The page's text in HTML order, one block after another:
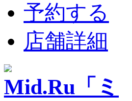
予約する
店舗詳細